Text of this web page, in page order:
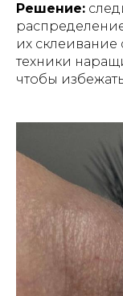
Решение:
их
техники
чтобы